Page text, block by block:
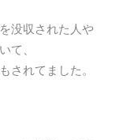
没収された人や
て、
されてました。